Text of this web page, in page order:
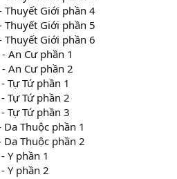
Thuyết Giới phần 4
Thuyết Giới phần 5
Thuyết Giới phần 6
An Cư phần 1
An Cư phần 2
Tự Tứ phần 1
Tự Tứ phần 2
Tự Tứ phần 3
Thuộc phần 1
Thuộc phần 2
Y phần 1
Y phần 2